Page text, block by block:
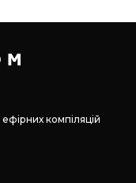
компіляцій